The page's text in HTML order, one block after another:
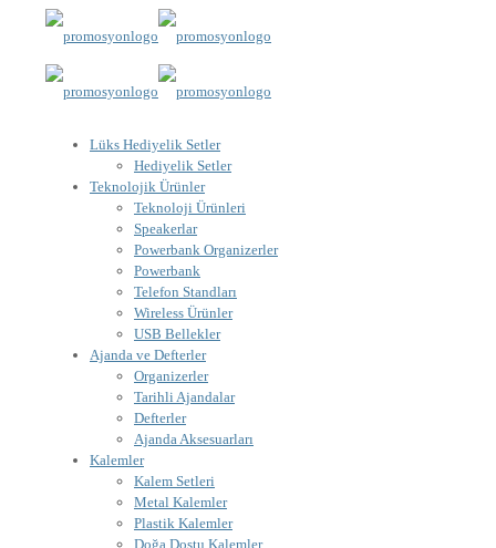
Lüks Hediyelik Setler
Hediyelik Setler
Teknolojik Ürünler
Teknoloji Ürünleri
Speakerlar
Powerbank Organizerler
Powerbank
Telefon Standları
Wireless Ürünler
USB Bellekler
Ajanda ve Defterler
Organizerler
Tarihli Ajandalar
Defterler
Ajanda Aksesuarları
Kalemler
Kalem Setleri
Metal Kalemler
Plastik Kalemler
Doğa Dostu Kalemler